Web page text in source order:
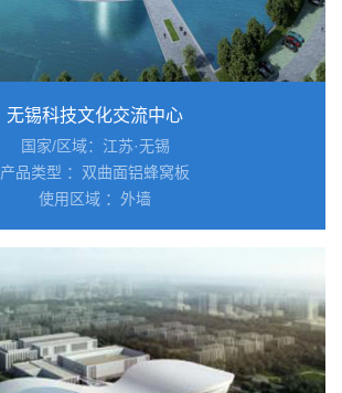
无锡科技文化交流中心
国家/区域：江苏·无锡
产品类型 ：双曲面铝蜂窝板
使用区域 ：外墙